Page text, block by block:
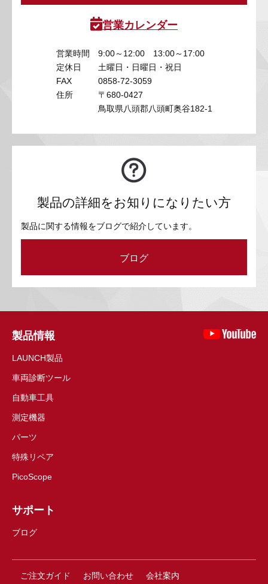
営業カレンダー
営業時間
9:00～12:00 13:00～17:00
定休日
土曜日・日曜日・祝日
FAX
0858-72-3059
住所
〒680-0427
鳥取県八頭郡八頭町奥谷182-1
製品の詳細をお知りになりたい方
製品に関する情報をブログで紹介しています。
ブログ
製品情報
LAUNCH製品
車両診断ツール
自動車工具
測定機器
パーツ
特殊リペア
PicoScope
サポート
ブログ
ご注文ガイド お問い合わせ 会社案内